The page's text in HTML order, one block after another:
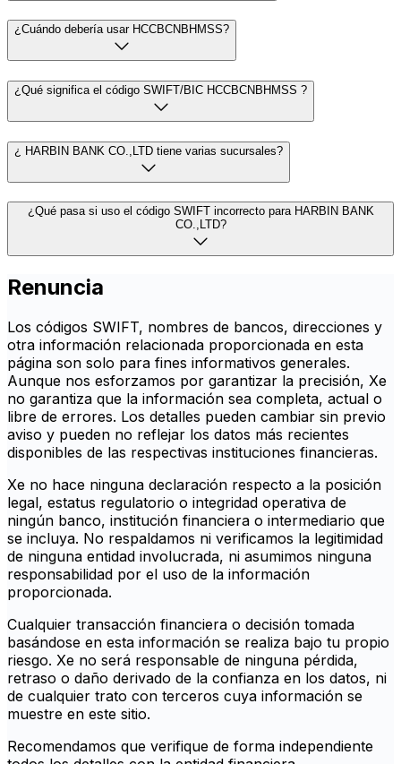
¿Cuándo debería usar HCCBCNBHMSS?
¿Qué significa el código SWIFT/BIC HCCBCNBHMSS ?
¿ HARBIN BANK CO.,LTD tiene varias sucursales?
¿Qué pasa si uso el código SWIFT incorrecto para HARBIN BANK
CO.,LTD?
Renuncia
Los códigos SWIFT, nombres de bancos, direcciones y
otra información relacionada proporcionada en esta
página son solo para fines informativos generales.
Aunque nos esforzamos por garantizar la precisión, Xe
no garantiza que la información sea completa, actual o
libre de errores. Los detalles pueden cambiar sin previo
aviso y pueden no reflejar los datos más recientes
disponibles de las respectivas instituciones financieras.
Xe no hace ninguna declaración respecto a la posición
legal, estatus regulatorio o integridad operativa de
ningún banco, institución financiera o intermediario que
se incluya. No respaldamos ni verificamos la legitimidad
de ninguna entidad involucrada, ni asumimos ninguna
responsabilidad por el uso de la información
proporcionada.
Cualquier transacción financiera o decisión tomada
basándose en esta información se realiza bajo tu propio
riesgo. Xe no será responsable de ninguna pérdida,
retraso o daño derivado de la confianza en los datos, ni
de cualquier trato con terceros cuya información se
muestre en este sitio.
Recomendamos que verifique de forma independiente